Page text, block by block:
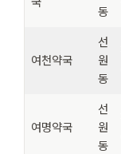
동
여천약국
선
원
동
여명약국
선
원
동